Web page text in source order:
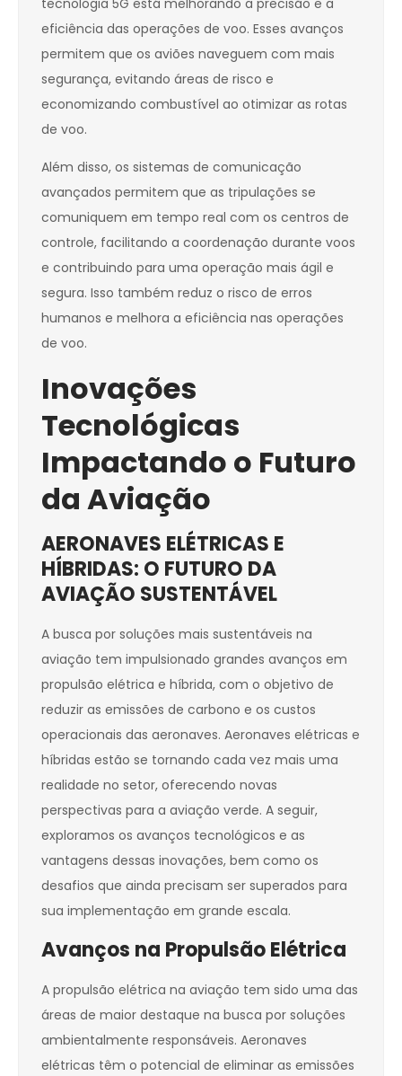
tecnologia 5G está melhorando a precisão e a
eficiência das operações de voo. Esses avanços
permitem que os aviões naveguem com mais
segurança, evitando áreas de risco e
economizando combustível ao otimizar as rotas
de voo.
Além disso, os sistemas de comunicação
avançados permitem que as tripulações se
comuniquem em tempo real com os centros de
controle, facilitando a coordenação durante voos
e contribuindo para uma operação mais ágil e
segura. Isso também reduz o risco de erros
humanos e melhora a eficiência nas operações
de voo.
Inovações
Tecnológicas
Impactando o Futuro
da Aviação
AERONAVES ELÉTRICAS E
HÍBRIDAS: O FUTURO DA
AVIAÇÃO SUSTENTÁVEL
A busca por soluções mais sustentáveis na
aviação tem impulsionado grandes avanços em
propulsão elétrica e híbrida, com o objetivo de
reduzir as emissões de carbono e os custos
operacionais das aeronaves. Aeronaves elétricas e
híbridas estão se tornando cada vez mais uma
realidade no setor, oferecendo novas
perspectivas para a aviação verde. A seguir,
exploramos os avanços tecnológicos e as
vantagens dessas inovações, bem como os
desafios que ainda precisam ser superados para
sua implementação em grande escala.
Avanços na Propulsão Elétrica
A propulsão elétrica na aviação tem sido uma das
áreas de maior destaque na busca por soluções
ambientalmente responsáveis. Aeronaves
elétricas têm o potencial de eliminar as emissões